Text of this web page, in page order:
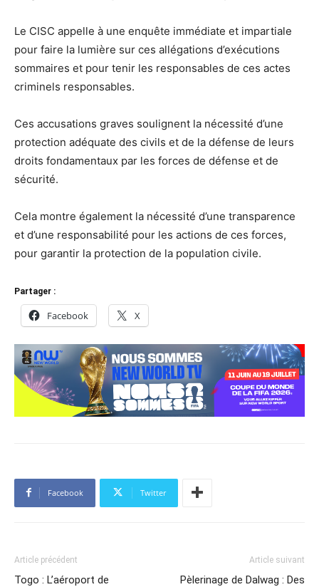
Le CISC appelle à une enquête immédiate et impartiale
pour faire la lumière sur ces allégations d’exécutions
sommaires et pour tenir les responsables de ces actes
criminels responsables.
Ces accusations graves soulignent la nécessité d’une
protection adéquate des civils et de la défense de leurs
droits fondamentaux par les forces de défense et de
sécurité.
Cela montre également la nécessité d’une transparence
et d’une responsabilité pour les actions de ces forces,
pour garantir la protection de la population civile.
Partager :
Facebook X
Facebook Twitter
Article précédent
Togo : L’aéroport de
Article suivant
Pèlerinage de Dalwag : Des